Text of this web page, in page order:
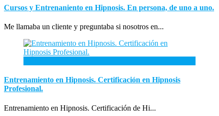
Cursos y Entrenaniento en Hipnosis. En persona, de uno a uno.
Me llamaba un cliente y preguntaba si nosotros en...
Entrenamiento en Hipnosis. Certificación en Hipnosis
Profesional.
Entrenamiento en Hipnosis. Certificación de Hi...